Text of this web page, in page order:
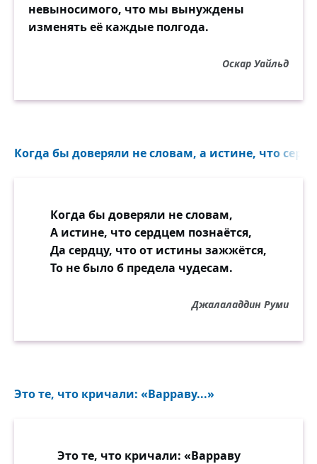
невыносимого, что мы вынуждены
изменять её каждые полгода.
Оскар Уайльд
Когда бы доверяли не словам, а истине, что
Когда бы доверяли не словам,
А истине, что сердцем познаётся,
Да сердцу, что от истины зажжётся,
То не было б предела чудесам.
Джалаладдин Руми
Это те, что кричали: «Варраву...»
Это те, что кричали: «Варраву